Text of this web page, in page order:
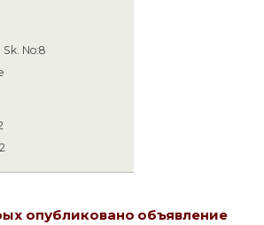
Sk. No:8
опубликовано объявление